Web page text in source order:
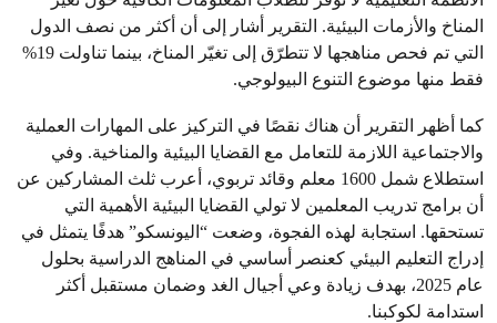
المناخ والأزمات البيئية. التقرير أشار إلى أن أكثر من نصف الدول
التي تم فحص مناهجها لا تتطرّق إلى تغيّر المناخ، بينما تناولت 19%
فقط منها موضوع التنوع البيولوجي.
كما أظهر التقرير أن هناك نقصًا في التركيز على المهارات العملية
والاجتماعية اللازمة للتعامل مع القضايا البيئية والمناخية. وفي
استطلاع شمل 1600 معلم وقائد تربوي، أعرب ثلث المشاركين عن
أن برامج تدريب المعلمين لا تولي القضايا البيئية الأهمية التي
تستحقها. استجابة لهذه الفجوة، وضعت “اليونسكو” هدفًا يتمثل في
إدراج التعليم البيئي كعنصر أساسي في المناهج الدراسية بحلول
عام 2025، بهدف زيادة وعي أجيال الغد وضمان مستقبل أكثر
استدامة لكوكبنا.